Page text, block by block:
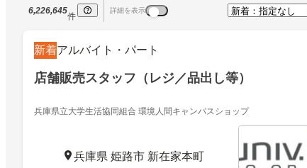
6,226,645
件
詳細を表示
新着アルバイト・パート
店舗販売スタッフ（レジ／品出し等）
兵庫県立大学生活協同組合 環境人間キャンパスショップ
兵庫県 姫路市 新在家本町